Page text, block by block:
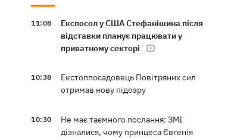
11:08
Експосол у США Стефанішина після
відставки планує працювати у
приватному секторі
10:38
Екстоппосадовець Повітряних сил
отримав нову підозру
10:30
Не має таємного послання: ЗМІ
дізналися, чому принцеса Євгенія